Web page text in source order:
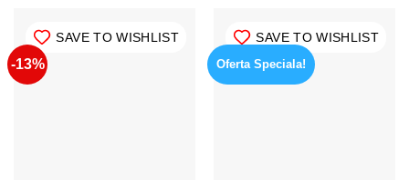
SAVE TO WISHLIST
-13%
SAVE TO WISHLIST
Oferta Speciala!